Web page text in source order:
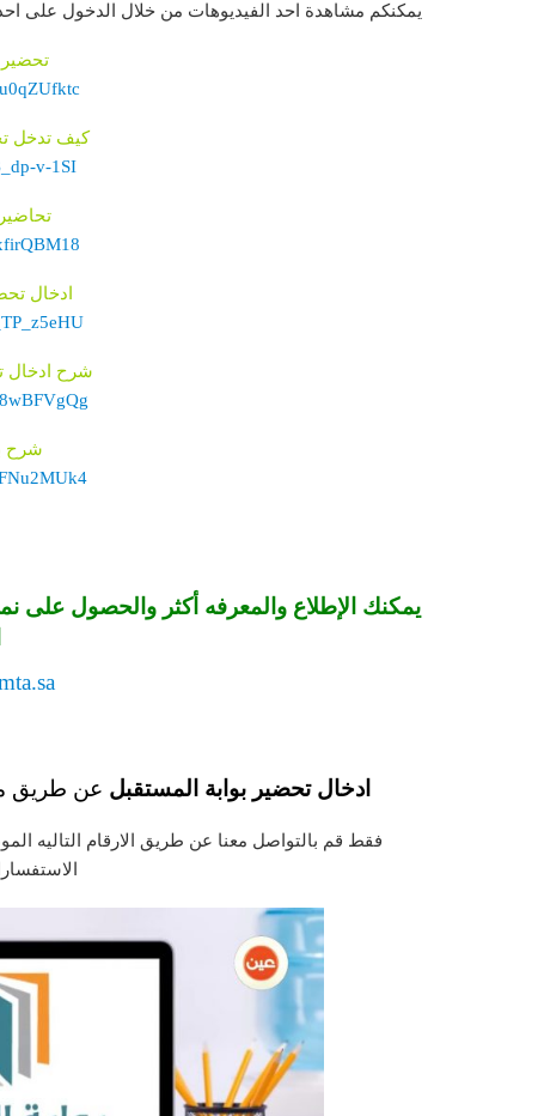
يمكنكم مشاهدة احد الفيديوهات من خلال الدخول على احد
تحضير
كيف تدخل
v-1SI
ادخال
شرح ادخال
شرح
يمكنك الإطلاع والمعرفه أكثر والحصول على
ادخال تحضير بوابة المستقبل عن طريق
فقط قم بالتواصل معنا عن طريق الارقام التاليه